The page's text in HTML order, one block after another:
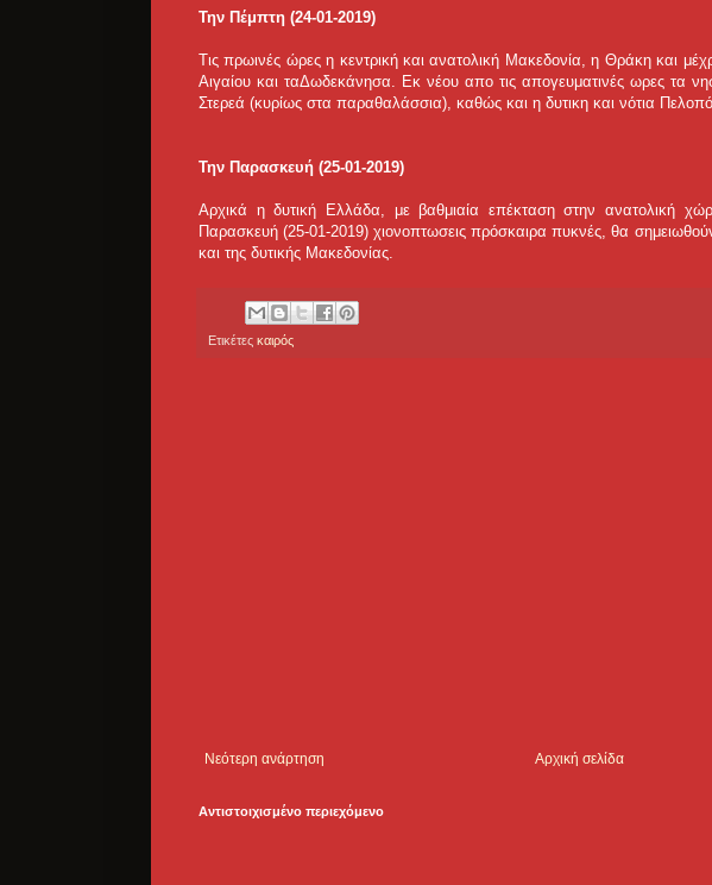
Την Πέμπτη (24-01-2019)
Τις πρωινές ώρες η κεντρική και ανατολική Μακεδονία, η Θράκη και
Αιγαίου και ταΔωδεκάνησα. Εκ νέου απο τις απογευματινές ωρες τα
Στερεά (κυρίως στα παραθαλάσσια), καθώς και η δυτικη και νότια
Την Παρασκευή (25-01-2019)
Αρχικά η δυτική Ελλάδα, με βαθμιαία επέκταση στην ανατολική
Παρασκευή (25-01-2019) χιονοπτωσεις πρόσκαιρα πυκνές, θα
και της δυτικής Μακεδονίας.
Ετικέτες καιρός
Νεότερη ανάρτηση Αρχική σελίδα
Αντιστοιχισμένο περιεχόμενο